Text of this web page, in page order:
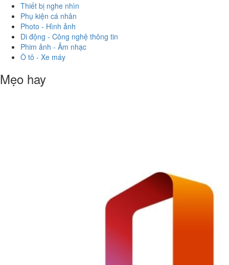
Thiết bị nghe nhìn
Phụ kiện cá nhân
Photo - Hình ảnh
Di động - Công nghệ thông tin
Phim ảnh - Âm nhạc
Ô tô - Xe máy
Mẹo hay